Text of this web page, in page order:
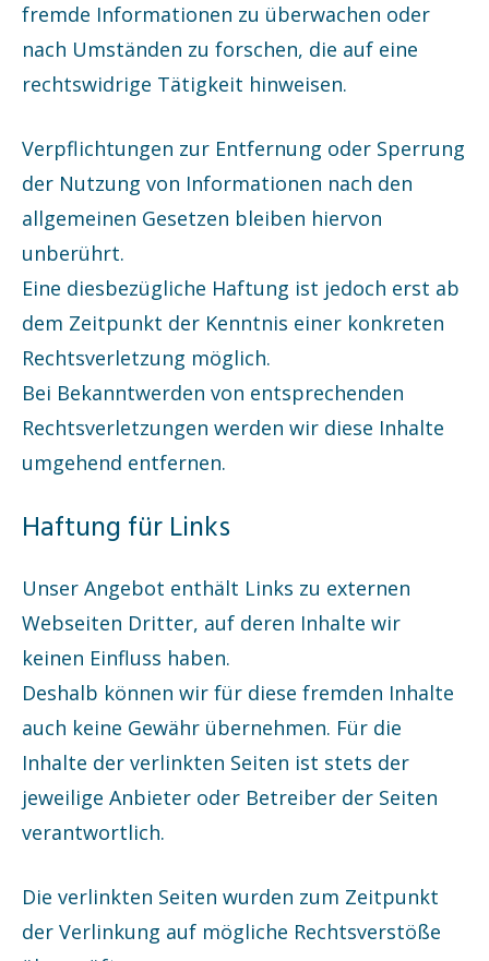
fremde Informationen zu überwachen oder
nach Umständen zu forschen, die auf eine
rechtswidrige Tätigkeit hinweisen.
Verpflichtungen zur Entfernung oder Sperrung
der Nutzung von Informationen nach den
allgemeinen Gesetzen bleiben hiervon
unberührt.
Eine diesbezügliche Haftung ist jedoch erst ab
dem Zeitpunkt der Kenntnis einer konkreten
Rechtsverletzung möglich.
Bei Bekanntwerden von entsprechenden
Rechtsverletzungen werden wir diese Inhalte
umgehend entfernen.
Haftung für Links
Unser Angebot enthält Links zu externen
Webseiten Dritter, auf deren Inhalte wir
keinen Einfluss haben.
Deshalb können wir für diese fremden Inhalte
auch keine Gewähr übernehmen. Für die
Inhalte der verlinkten Seiten ist stets der
jeweilige Anbieter oder Betreiber der Seiten
verantwortlich.
Die verlinkten Seiten wurden zum Zeitpunkt
der Verlinkung auf mögliche Rechtsverstöße